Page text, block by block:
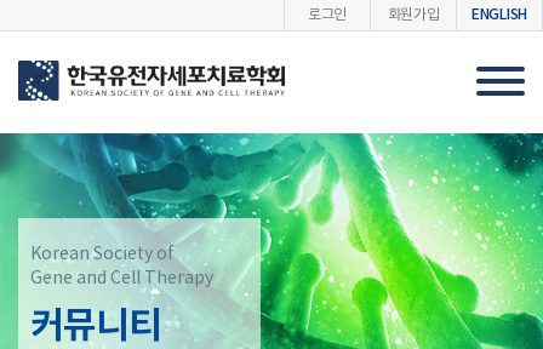
로그인 회원가입 ENGLISH
Korean Society of
Gene and Cell Therapy
커뮤니티